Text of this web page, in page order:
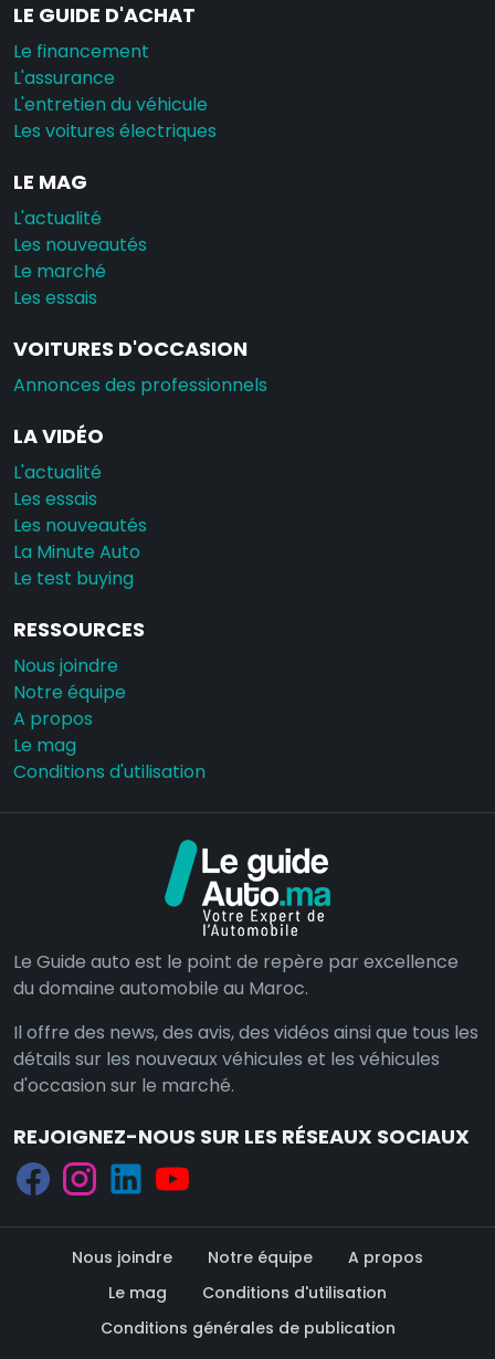
LE GUIDE D'ACHAT
Le financement
L'assurance
L'entretien du véhicule
Les voitures électriques
LE MAG
L'actualité
Les nouveautés
Le marché
Les essais
VOITURES D'OCCASION
Annonces des professionnels
LA VIDÉO
L'actualité
Les essais
Les nouveautés
La Minute Auto
Le test buying
RESSOURCES
Nous joindre
Notre équipe
A propos
Le mag
Conditions d'utilisation
Le Guide auto est le point de repère par excellence
du domaine automobile au Maroc.
Il offre des news, des avis, des vidéos ainsi que tous les
détails sur les nouveaux véhicules et les véhicules
d'occasion sur le marché.
REJOIGNEZ-NOUS SUR LES RÉSEAUX SOCIAUX
Nous joindre Notre équipe
A propos
Le mag
Conditions d'utilisation
Conditions générales de publication